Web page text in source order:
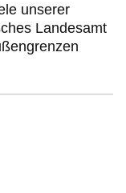
unserer
Landesamt